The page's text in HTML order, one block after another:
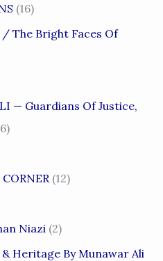
(16)
/ The Bright Faces Of
— Guardians Of Justice,
(12)
Niazi (2)
Heritage By Munawar Ali